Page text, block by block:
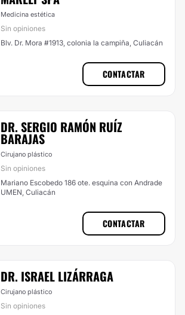
Medicina estética
Sin opiniones
Blv. Dr. Mora #1913, colonia la campiña, Culiacán
CONTACTAR
DR. SERGIO RAMÓN RUÍZ
BARAJAS
Cirujano plástico
Sin opiniones
Mariano Escobedo 186 ote. esquina con Andrade
UMEN, Culiacán
CONTACTAR
DR. ISRAEL LIZÁRRAGA
Cirujano plástico
Sin opiniones